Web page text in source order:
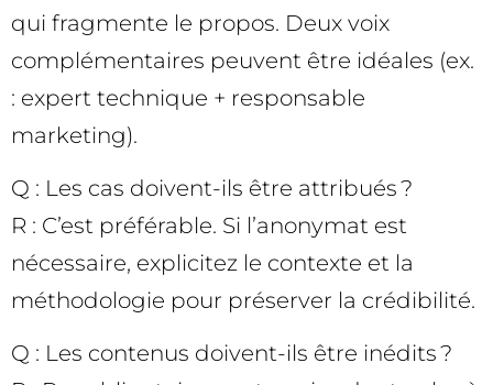
qui fragmente le propos. Deux voix
complémentaires peuvent être idéales (ex.
: expert technique + responsable
marketing).
Q : Les cas doivent-ils être attribués ?
R : C’est préférable. Si l’anonymat est
nécessaire, explicitez le contexte et la
méthodologie pour préserver la crédibilité.
Q : Les contenus doivent-ils être inédits ?